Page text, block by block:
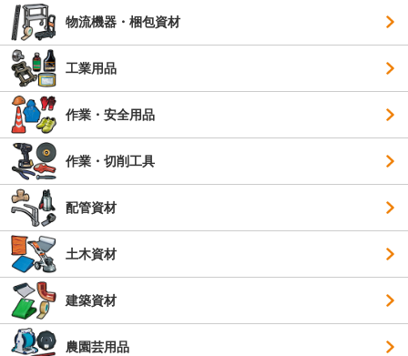
物流機器・梱包資材
工業用品
作業・安全用品
作業・切削工具
配管資材
土木資材
建築資材
農園芸用品